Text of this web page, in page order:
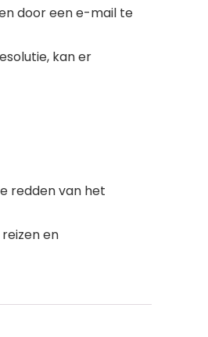
door een e-mail te
kan er
redden van het
en